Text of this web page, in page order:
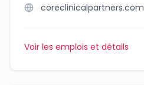
coreclinicalpartners.com
Voir les emplois et détails